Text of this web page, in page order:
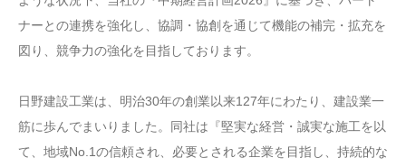
ナーとの連携を強化し、協調・協創を通じて機能の補完・拡充を
図り、競争力の強化を目指しております。
日野建設工業は、明治30年の創業以来127年にわたり、建設業一
筋に歩んでまいりました。同社は『堅実な経営・誠実な施工を以
て、地域No.1の信頼され、必要とされる企業を目指し、持続的な